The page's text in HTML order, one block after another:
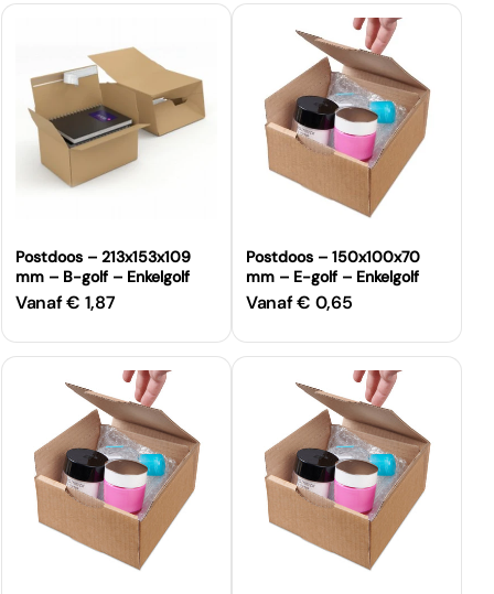
Postdoos – 213x153x109
mm – B-golf – Enkelgolf
Normale
Vanaf € 1,87
Postdoos – 150x100x70
mm – E-golf – Enkelgolf
Normale
Vanaf € 0,65